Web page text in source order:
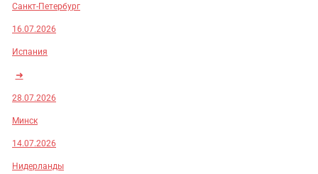
Санкт-Петербург
16.07.2026
Испания
➜
28.07.2026
Минск
14.07.2026
Нидерланды